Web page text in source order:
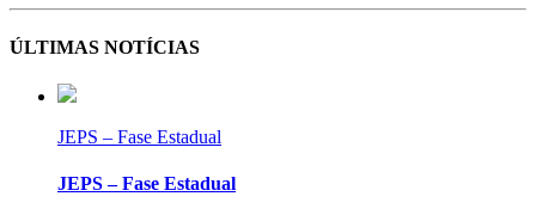
ÚLTIMAS NOTÍCIAS
JEPS – Fase Estadual
JEPS – Fase Estadual